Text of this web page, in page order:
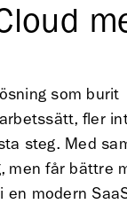
som burit
fler
steg. Med
men får bättre
modern